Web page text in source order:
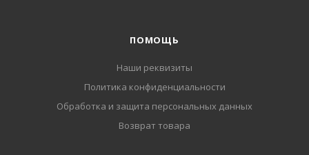
ПОМОЩЬ
Наши реквизиты
Политика конфиденциальности
Обработка и защита персональных данных
Возврат товара